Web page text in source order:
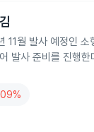
월 발사 예정인
발사 준비를 진행